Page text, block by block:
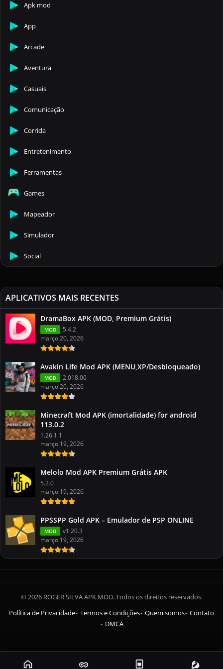
Apk mod
App
Arcade
Aventura
Casuais
Comunicação
Corrida
Entretenimento
Ferramentas
Games
Mapeador
Simulador
Social
APLICATIVOS MAIS RECENTES
DramaBox APK (MOD, Premium Grátis)
MOD
5.4.2
março 20, 2026
Avakin Life Mod APK (MENU,XP/Desbloqueado)
MOD
2.018.00
março 20, 2026
Minecraft Mod APK (imortalidade) for android
113.0.2
1.26.1.1
março 19, 2026
Melolo Mod APK Premium Grátis APK
5.2.0
março 19, 2026
PPSSPP Gold APK – Emulador de PSP ONLINE
MOD
v1.20.3
março 19, 2026
© 2026 ROGER SILVA APK MOD. Todos os direitos reservados.
Política de Privacidade Termos e Condições Quem somos Contato
DMCA